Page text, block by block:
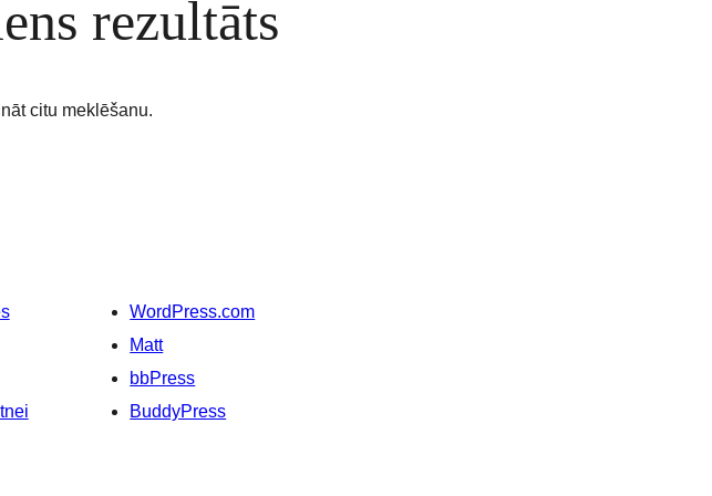
rezultāts
citu meklēšanu.
WordPress.com
Matt
bbPress
BuddyPress